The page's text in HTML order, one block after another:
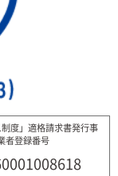
制度」適格請求書発行事
者登録番号